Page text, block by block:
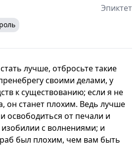
Эпиктет
лучше, отбросьте такие
своими делами, у
к существованию; если я не
он станет плохим. Ведь лучше
освободиться от печали и
с волнениями; и
был плохим, чем вам быть